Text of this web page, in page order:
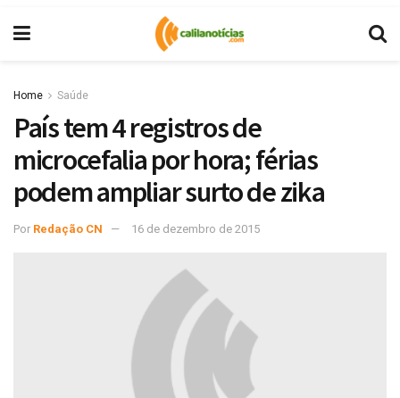
Home Saúde
País tem 4 registros de
microcefalia por hora; férias
podem ampliar surto de zika
Por Redação CN 16 de dezembro de 2015